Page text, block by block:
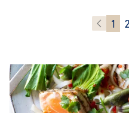
1 2